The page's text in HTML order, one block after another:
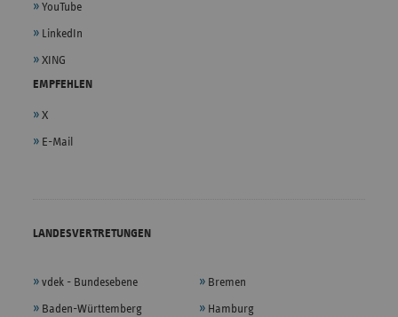
YouTube
LinkedIn
XING
EMPFEHLEN
X
E-Mail
LANDESVERTRETUNGEN
vdek - Bundesebene
Baden-Württemberg
Bremen
Hamburg